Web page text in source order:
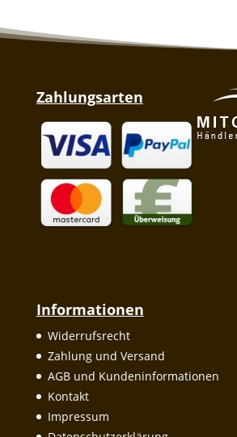
Zahlungsarten
Informationen
Widerrufsrecht
Zahlung und Versand
AGB und Kundeninformationen
Kontakt
Impressum